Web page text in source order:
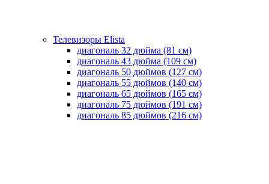
Телевизоры Elista
диагональ 32 дюйма (81 см)
диагональ 43 дюйма (109 см)
диагональ 50 дюймов (127 см)
диагональ 55 дюймов (140 cм)
диагональ 65 дюймов (165 cм)
диагональ 75 дюймов (191 см)
диагональ 85 дюймов (216 см)